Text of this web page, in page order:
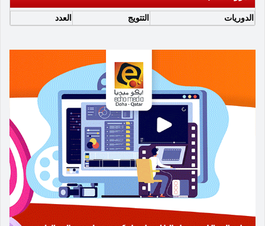
الدوريات التتويج العدد